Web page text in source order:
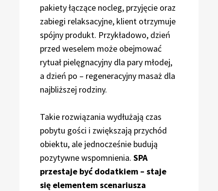
pakiety łączące nocleg, przyjęcie oraz
zabiegi relaksacyjne, klient otrzymuje
spójny produkt. Przykładowo, dzień
przed weselem może obejmować
rytuał pielęgnacyjny dla pary młodej,
a dzień po – regeneracyjny masaż dla
najbliższej rodziny.
Takie rozwiązania wydłużają czas
pobytu gości i zwiększają przychód
obiektu, ale jednocześnie budują
pozytywne wspomnienia. SPA
przestaje być dodatkiem – staje
się elementem scenariusza